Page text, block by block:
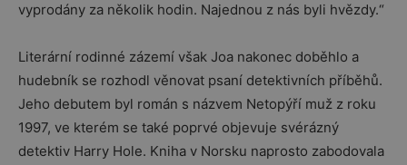
vyprodány za několik hodin. Najednou z nás byli hvězdy.“
Literární rodinné zázemí však Joa nakonec doběhlo a
hudebník se rozhodl věnovat psaní detektivních příběhů.
Jeho debutem byl román s názvem Netopýří muž z roku
1997, ve kterém se také poprvé objevuje svérázný
detektiv Harry Hole. Kniha v Norsku naprosto zabodovala